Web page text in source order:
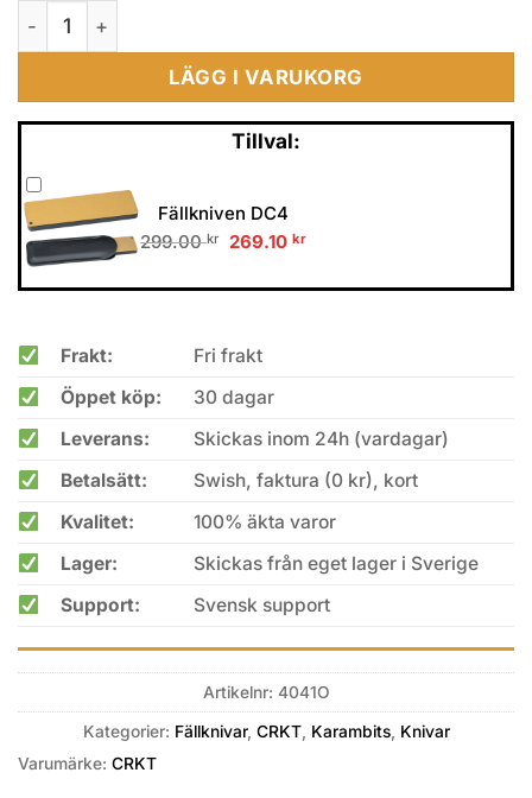
CRKT Provoke Zap Orange mängd
LÄGG I VARUKORG
Tillval:
Fällkniven DC4
299.00kr
Original
was:
269.10 krCurrent
is:
Frakt:
Fri frakt
Öppet köp:
30 dagar
Leverans:
Skickas inom 24h (vardagar)
Betalsätt:
Swish, faktura (0 kr), kort
Kvalitet:
100% äkta varor
Lager:
Skickas från eget lager i Sverige
Support:
Svensk support
Artikelnr: 4041O
Kategorier: Fällknivar, CRKT, Karambits, Knivar
Varumärke: CRKT